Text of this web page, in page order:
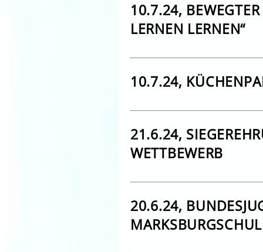
10.7.24,
LERNEN LERNEN“
10.7.24,
21.6.24,
WETTBEWERB
20.6.24,